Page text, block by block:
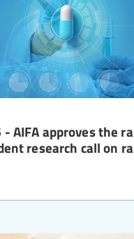
AIFA approves the
research call on